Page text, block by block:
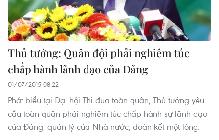
Thủ tướng: Quân đội phải nghiêm túc
chấp hành lãnh đạo của Đảng
01/07/2015 08:22
Phát biểu tại Đại hội Thi đua toàn quân, Thủ tướng yêu
cầu toàn quân phải nghiêm túc chấp hành sự lãnh đạo
của Đảng, quản lý của Nhà nước, đoàn kết một lòng.